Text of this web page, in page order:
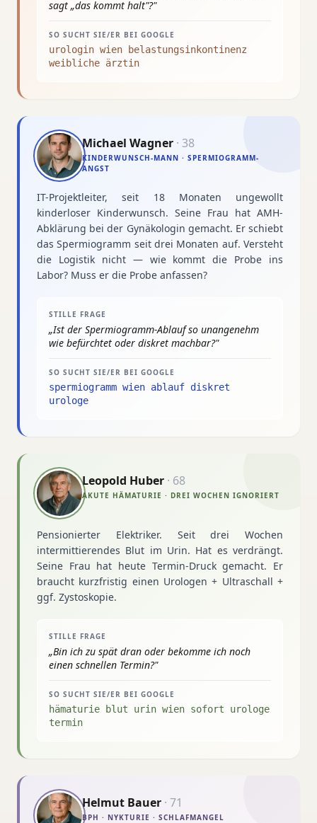
sagt „das kommt halt"?"
SO SUCHT SIE/ER BEI GOOGLE
urologin wien belastungsinkontinenz
weibliche ärztin
Michael Wagner · 38
KINDERWUNSCH-MANN · SPERMIOGRAMM-
ANGST
IT-Projektleiter, seit 18 Monaten ungewollt
kinderloser Kinderwunsch. Seine Frau hat AMH-
Abklärung bei der Gynäkologin gemacht. Er schiebt
das Spermiogramm seit drei Monaten auf. Versteht
die Logistik nicht — wie kommt die Probe ins
Labor? Muss er die Probe anfassen?
STILLE FRAGE
„Ist der Spermiogramm-Ablauf so unangenehm
wie befürchtet oder diskret machbar?"
SO SUCHT SIE/ER BEI GOOGLE
spermiogramm wien ablauf diskret
urologe
Leopold Huber · 68
AKUTE HÄMATURIE · DREI WOCHEN IGNORIERT
Pensionierter Elektriker. Seit drei Wochen
intermittierendes Blut im Urin. Hat es verdrängt.
Seine Frau hat heute Termin-Druck gemacht. Er
braucht kurzfristig einen Urologen + Ultraschall +
ggf. Zystoskopie.
STILLE FRAGE
„Bin ich zu spät dran oder bekomme ich noch
einen schnellen Termin?"
SO SUCHT SIE/ER BEI GOOGLE
hämaturie blut urin wien sofort urologe
termin
Helmut Bauer · 71
BPH · NYKTURIE · SCHLAFMANGEL